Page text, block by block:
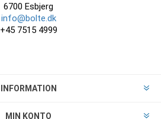
6700 Esbjerg
info@bolte.dk
+45 7515 4999
INFORMATION
MIN KONTO